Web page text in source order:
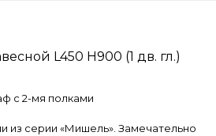
L450 Н900 (1 дв. гл.)
с 2-мя полками
из серии «Мишель». Замечательно